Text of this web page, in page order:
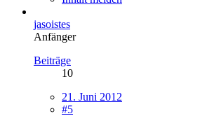
jasoistes
Anfänger
Beiträge
10
21. Juni 2012
#5